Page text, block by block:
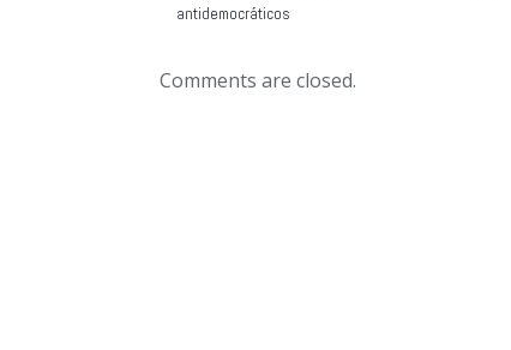
antidemocráticos
Comments are closed.